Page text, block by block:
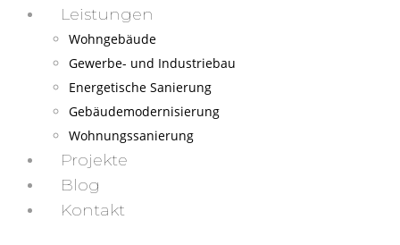
Leistungen
Wohngebäude
Gewerbe- und Industriebau
Energetische Sanierung
Gebäudemodernisierung
Wohnungssanierung
Projekte
Blog
Kontakt